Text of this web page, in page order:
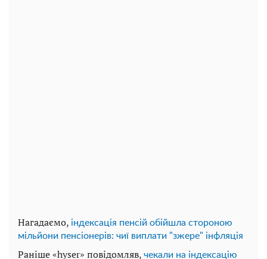
Нагадаємо, індексація пенсій обійшла стороною
мільйони пенсіонерів: чиї виплати "зжере" інфляція
Раніше «hyser» повідомляв, чекали на індексацію